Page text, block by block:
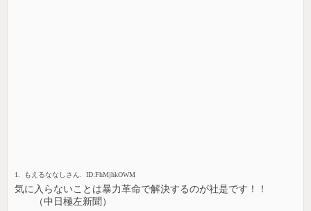
1. もえるななしさん. ID:FhMjhkOWM
気に入らないことは暴力革命で解決するのが社是です！！
（中日極左新聞）